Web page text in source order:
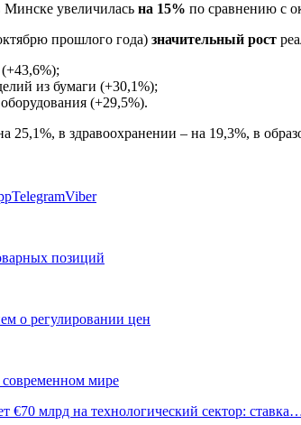
Минске увеличилась на 15% по сравнению с
прошлого года) значительный рост
из бумаги (+30,1%);
(+29,5%).
25,1%, в здравоохранении – на 19,3%, в
TelegramViber
позиций
о регулировании цен
мире
млрд на технологический сектор: